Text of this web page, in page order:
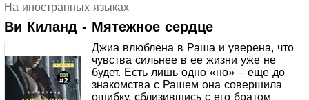
На иностранных языках
Ви Киланд - Мятежное сердце
Джиа влюблена в Раша и уверена, что
чувства сильнее в ее жизни уже не
будет. Есть лишь одно «но» – еще до
знакомства с Рашем она совершила
ошибку, сблизившись с его братом